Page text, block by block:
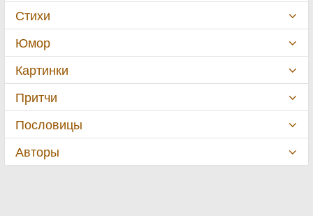
Стихи
Юмор
Картинки
Притчи
Пословицы
Авторы